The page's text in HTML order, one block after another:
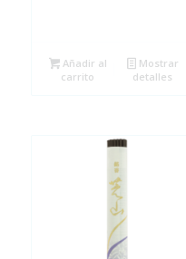
Añadir al
carrito
Mostrar
detalles